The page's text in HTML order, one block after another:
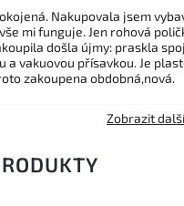
Nakupovala jsem
mi funguje. Jen rohová
došla újmy: praskla
a vakuovou přísavkou. Je
zakoupena obdobná,nová.
Zobrazit